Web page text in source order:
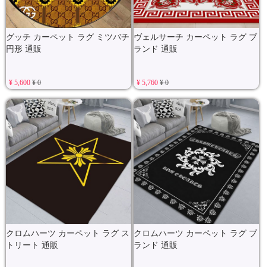
グッチ カーペット ラグ ミツバチ
円形 通販
¥ 5,600¥ 0
ヴェルサーチ カーペット ラグ ブ
ランド 通販
¥ 5,760¥ 0
クロムハーツ カーペット ラグ ス
トリート 通販
クロムハーツ カーペット ラグ ブ
ランド 通販